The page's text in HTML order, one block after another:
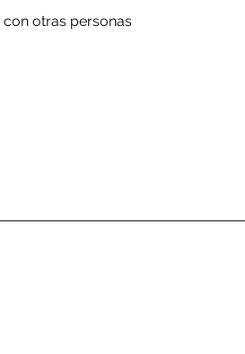
otras personas